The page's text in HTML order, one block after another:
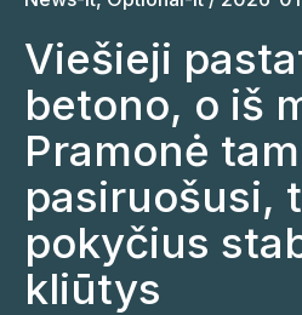
Viešieji
betono, o iš
Pramonė tam
pasiruošusi,
pokyčius
kliūtys